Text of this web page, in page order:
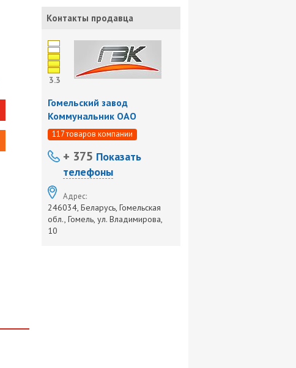
Контакты продавца
3.3
Гомельский завод
Коммунальник ОАО
117 товаров компании
+ 375 Показать
телефоны
Адрес:
246034, Беларусь, Гомельская
обл., Гомель, ул. Владимирова,
10